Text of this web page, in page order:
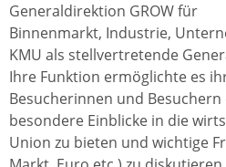
Generaldirektion GROW für
Binnenmarkt, Industrie,
KMU als stellvertretende
Ihre Funktion ermöglichte es
Besucherinnen und Besuchern
besondere Einblicke in die
Union zu bieten und wichtige